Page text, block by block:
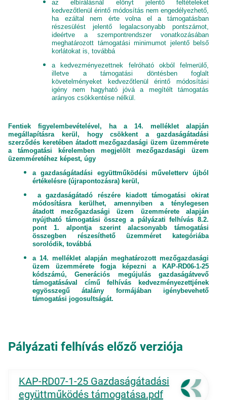
az elbírálásnál előnyt jelentő feltételeket
kedvezőtlenül érintő módosítás nem engedélyezhető,
ha ezáltal nem érte volna el a támogatásban
részesülést jelentő legalacsonyabb pontszámot,
ideértve a szempontrendszer vonatkozásában
meghatározott támogatási minimumot jelentő belső
korlátokat is, továbbá
a kedvezményezettnek felróható okból felmerülő,
illetve a támogatási döntésben foglalt
követelményeket kedvezőtlenül érintő módosítási
igény nem hagyható jóvá a megítélt támogatás
arányos csökkentése nélkül.
Fentiek figyelembevételével, ha a 14. melléklet alapján
megállapításra kerül, hogy csökkent a gazdaságátadási
szerződés keretében átadott mezőgazdasági üzem üzemmérete
a támogatási kérelemben megjelölt mezőgazdasági üzem
üzemméretéhez képest, úgy
a gazdaságátadási együttműködési műveletterv újból
értékelésre (újrapontozásra) kerül,
a gazdaságátadó részére kiadott támogatási okirat
módosításra kerülhet, amennyiben a ténylegesen
átadott mezőgazdasági üzem üzemmérete alapján
nyújtható támogatási összeg a pályázati felhívás 8.2.
pont 1. alpontja szerint alacsonyabb támogatási
összegben részesíthető üzemméret kategóriába
sorolódik, továbbá
a 14. melléklet alapján meghatározott mezőgazdasági
üzem üzemmérete fogja képezni a KAP-RD06-1-25
kódszámú, Generációs megújulás gazdaságátvevő
támogatásával című felhívás kedvezményezettjének
egyösszegű átalány formájában igénybevehető
támogatási jogosultságát.
Pályázati felhívás előző verziója
KAP-RD07-1-25 Gazdaságátadási
együttműködés támogatása.pdf